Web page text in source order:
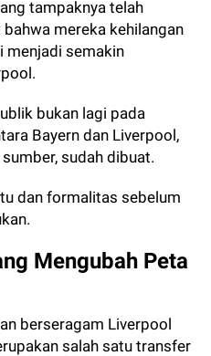
tampaknya telah
mereka kehilangan
menjadi semakin
bukan lagi pada
Bayern dan Liverpool,
sudah dibuat.
dan formalitas sebelum
Mengubah Peta
berseragam Liverpool
salah satu transfer